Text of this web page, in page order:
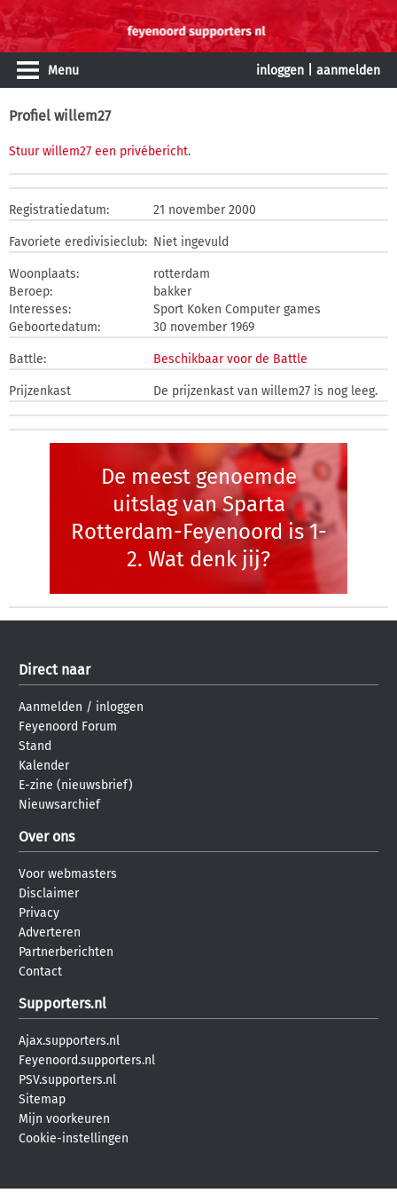
Menu inloggen aanmelden
Profiel willem27
Stuur willem27 een privébericht.
Registratiedatum: 21 november 2000
Favoriete eredivisieclub: Niet ingevuld
Woonplaats:
rotterdam
Beroep:
bakker
Interesses:
Sport Koken Computer games
Geboortedatum:
30 november 1969
Battle: Beschikbaar voor de Battle
Prijzenkast De prijzenkast van willem27 is nog leeg.
De meest genoemde
uitslag van Sparta
Rotterdam-Feyenoord is 1-
2. Wat denk jij?
Direct naar
Aanmelden / inloggen
Feyenoord Forum
Stand
Kalender
E-zine (nieuwsbrief)
Nieuwsarchief
Over ons
Voor webmasters
Disclaimer
Privacy
Adverteren
Partnerberichten
Contact
Supporters.nl
Ajax.supporters.nl
Feyenoord.supporters.nl
PSV.supporters.nl
Sitemap
Mijn voorkeuren
Cookie-instellingen